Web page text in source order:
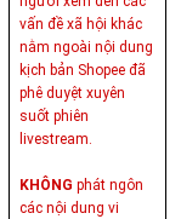
vấn đề xã hội khác
nằm ngoài nội dung
kịch bản Shopee đã
phê duyệt xuyên
suốt phiên
livestream.
KHÔNG phát ngôn
các nội dung vi